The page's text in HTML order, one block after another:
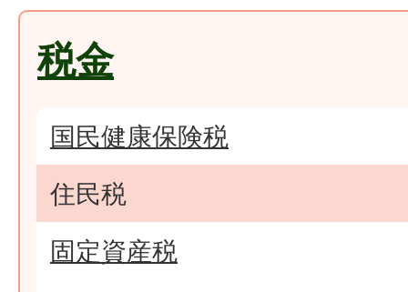
税金
国民健康保険税
住民税
固定資産税